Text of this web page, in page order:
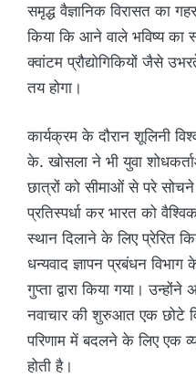
समृद्ध वैज्ञानिक विरासत का
किया कि आने वाले भविष्य का
क्वांटम प्रौद्योगिकियों जैसे
तय होगा।
कार्यक्रम के दौरान शूलिनी
के. खोसला ने भी युवा
छात्रों को सीमाओं से परे
प्रतिस्पर्धा कर भारत को
स्थान दिलाने के लिए प्रेरित
धन्यवाद ज्ञापन प्रबंधन
गुप्ता द्वारा किया गया।
नवाचार की शुरुआत एक छोटे
परिणाम में बदलने के लिए एक
होती है।